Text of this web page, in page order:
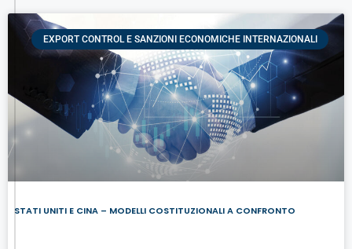
EXPORT CONTROL E SANZIONI ECONOMICHE INTERNAZIONALI
STATI UNITI E CINA – MODELLI COSTITUZIONALI A CONFRONTO